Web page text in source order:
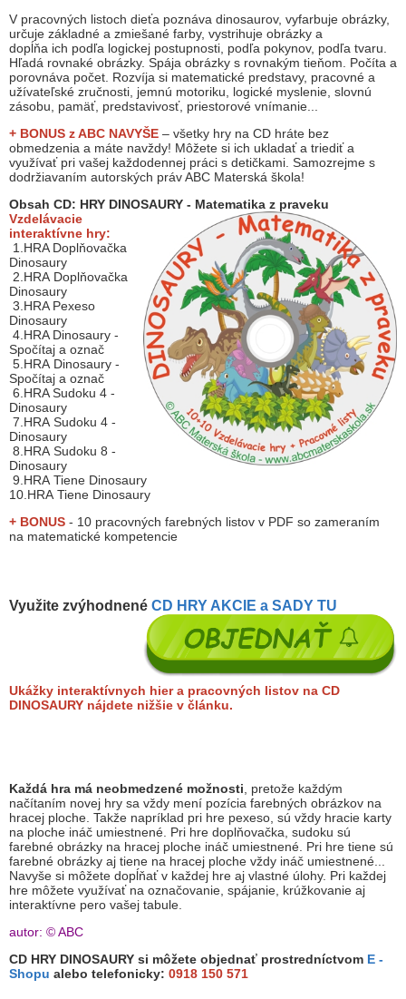
V pracovných listoch dieťa poznáva dinosaurov, vyfarbuje obrázky,
určuje základné a zmiešané farby, vystrihuje obrázky a
dopĺňa ich podľa logickej postupnosti, podľa pokynov, podľa tvaru.
Hľadá rovnaké obrázky. Spája obrázky s rovnakým tieňom. Počíta a
porovnáva počet. Rozvíja si matematické predstavy, pracovné a
užívateľské zručnosti, jemnú motoriku, logické myslenie, slovnú
zásobu, pamäť, predstavivosť, priestorové vnímanie...
+ BONUS z ABC NAVYŠE – všetky hry na CD hráte bez
obmedzenia a máte navždy! Môžete si ich ukladať a triediť a
využívať pri vašej každodennej práci s detičkami. Samozrejme s
dodržiavaním autorských práv ABC Materská škola!
Obsah CD: HRY DINOSAURY - Matematika z praveku
Vzdelávacie
interaktívne hry:
1.HRA Doplňovačka
Dinosaury
2.HRA Doplňovačka
Dinosaury
3.HRA Pexeso
Dinosaury
4.HRA Dinosaury -
Spočítaj a označ
5.HRA Dinosaury -
Spočítaj a označ
6.HRA Sudoku 4 -
Dinosaury
7.HRA Sudoku 4 -
Dinosaury
8.HRA Sudoku 8 -
Dinosaury
9.HRA Tiene Dinosaury
10.HRA Tiene Dinosaury
+ BONUS - 10 pracovných farebných listov v PDF so zameraním
na matematické kompetencie
Využite zvýhodnené CD HRY AKCIE a SADY TU
Ukážky interaktívnych hier a pracovných listov na CD
DINOSAURY nájdete nižšie v článku.
Každá hra má neobmedzené možnosti , pretože každým
načítaním novej hry sa vždy mení pozícia farebných obrázkov na
hracej ploche. Takže napríklad pri hre pexeso, sú vždy hracie karty
na ploche ináč umiestnené. Pri hre doplňovačka, sudoku sú
farebné obrázky na hracej ploche ináč umiestnené. Pri hre tiene sú
farebné obrázky aj tiene na hracej ploche vždy ináč umiestnené...
Navyše si môžete dopĺňať v každej hre aj vlastné úlohy. Pri každej
hre môžete využívať na označovanie, spájanie, krúžkovanie aj
interaktívne pero vašej tabule.
autor: © ABC
CD HRY DINOSAURY si môžete objednať prostredníctvom E -
Shopu alebo telefonicky: 0918 150 571